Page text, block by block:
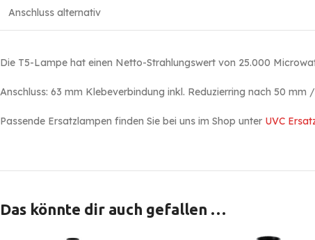
Anschluss alternativ
Die T5-Lampe hat einen Netto-Strahlungswert von 25.000
Anschluss: 63 mm Klebeverbindung inkl. Reduzierring nach 50 mm /
Passende Ersatzlampen finden Sie bei uns im Shop unter UVC
Das könnte dir auch gefallen …